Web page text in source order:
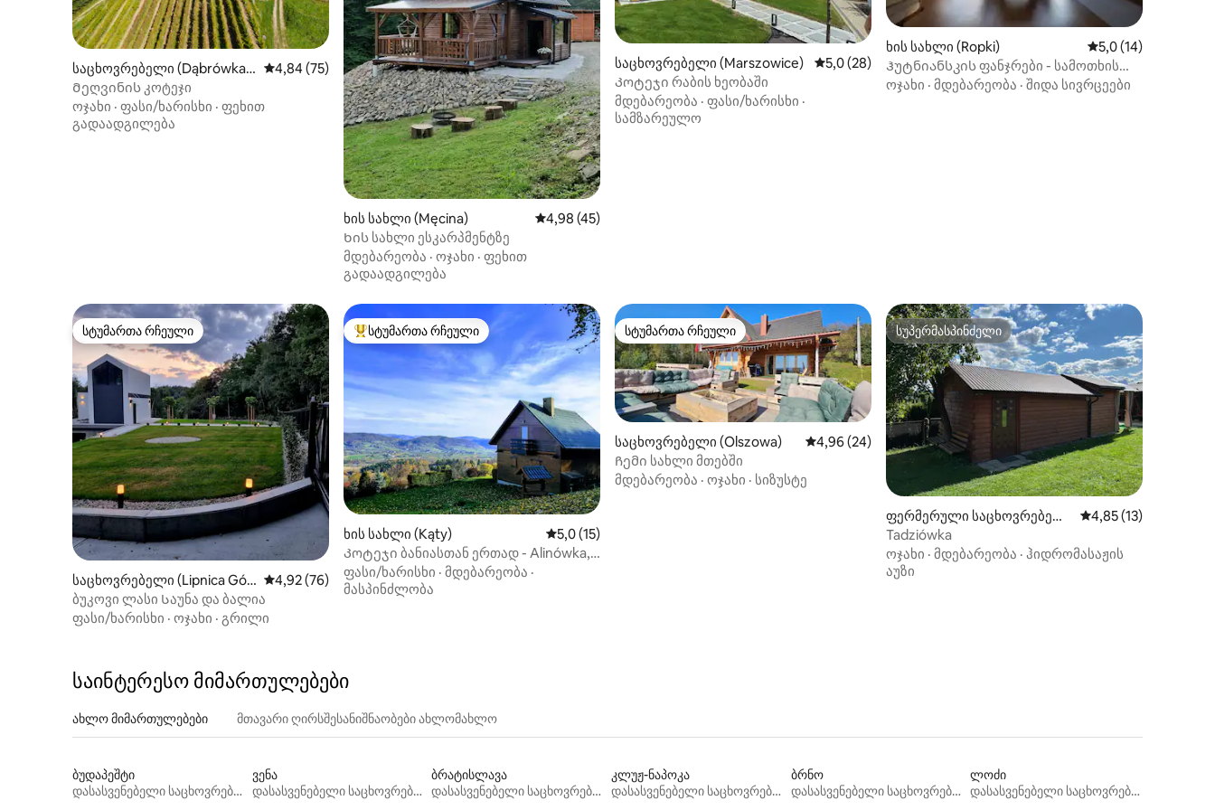
საცხოვრებელი (Dąbrówka S
zczepanowska)
საშუალო შეფასებაა 5‑დან 4,84, 75 მიმოხილვა
4,84 (75)
Მეღვინის კოტეჯი
ოჯახი · ფასი/ხარისხი · ფეხით
გადაადგილება
ხის სახლი (Męcina) საშუალო შეფასებაა 5‑დან 4,98, 45 მიმოხილვა
4,98 (45)
Ხის სახლი ესკარპმენტზე
მდებარეობა · ოჯახი · ფეხით
გადაადგილება
საცხოვრებელი (Marszowice) საშუალო შეფასებაა 5‑დან 5,0, 28 მიმოხილვა
5,0 (28)
Კოტეჯი რაბის ხეობაში
მდებარეობა · ფასი/ხარისხი ·
სამზარეულო
ხის სახლი (Ropki) საშუალო
5,0 (14)
Ჰუტნიანსკის ფანჯრები - სამოთხის
წინამძღვრები
ოჯახი · მდებარეობა · შიდა სივრცეები
სტუმართა რჩეული
სტუმართა რჩეული
საცხოვრებელი (Lipnica Gór
na)
საშუალო შეფასებაა 5‑დან 4,92, 76 მიმოხილვა
4,92 (76)
ბუკოვი ლასი Საუნა და ბალია
ფასი/ხარისხი · ოჯახი · გრილი
სტუმართა რჩეული მოწინავე ვარიანტი
სტუმართა რჩეული
ხის სახლი (Kąty) საშუალო შეფასებაა 5‑დან 5,0, 15 მიმოხილვა
5,0 (15)
Კოტეჯი ბანიასთან ერთად - Alinówka,
Kąty
ფასი/ხარისხი · მდებარეობა ·
მასპინძლობა
სტუმართა რჩეული
სტუმართა რჩეული
საცხოვრებელი (Olszowa) საშუალო შეფასებაა 5‑დან 4,96, 24 მიმოხილვა
4,96 (24)
Ჩემი სახლი მთებში
მდებარეობა · ოჯახი · სიზუსტე
სუპერმასპინძელი
სუპერმასპინძელი
ფერმერული საცხოვრებელ
ი (Pagorzyna)
საშუალო შეფასებაა
4,85 (13)
Tadziówka
ოჯახი · მდებარეობა · ჰიდრომასაჟის
აუზი
საინტერესო მიმართულებები
ახლო მიმართულებები მთავარი ღირსშესანიშნაობები ახლომახლო
ბუდაპეშტი
დასასვენებელი საცხოვრებლები
ვენა
დასასვენებელი საცხოვრებლები
ბრატისლავა
დასასვენებელი საცხოვრებლები
კლუჟ-ნაპოკა
დასასვენებელი საცხოვრებლები
ბრნო
დასასვენებელი საცხოვრებლები
ლოძი
დასასვენებელი საცხოვრებლები